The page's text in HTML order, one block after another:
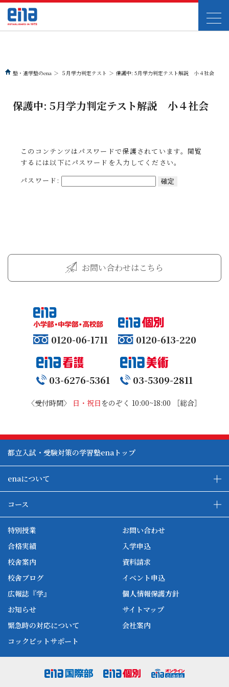
塾・進学塾のena ＞ ５月学力判定テスト ＞ 保護中: 5月学力判定テスト解説 小４社会
保護中: 5月学力判定テスト解説 小４社会
このコンテンツはパスワードで保護されています。閲覧
するには以下にパスワードを入力してください。
パスワード:
お問い合わせはこちら
0120-06-1711 0120-613-220
03-6276-5361 03-5309-2811
〈受付時間〉 日・祝日 をのぞく 10:00~18:00 ［総合］
都立入試・受験対策の学習塾enaトップ
enaについて
ena本部について
ena国立タワー竣工
ena-base
新開校
コース
特別授業
合格実績
校舎案内
校舎ブログ
広報誌『学』
お知らせ
緊急時の対応について
コックピットサポート
お問い合わせ
入学申込
資料請求
イベント申込
個人情報保護方針
サイトマップ
会社案内